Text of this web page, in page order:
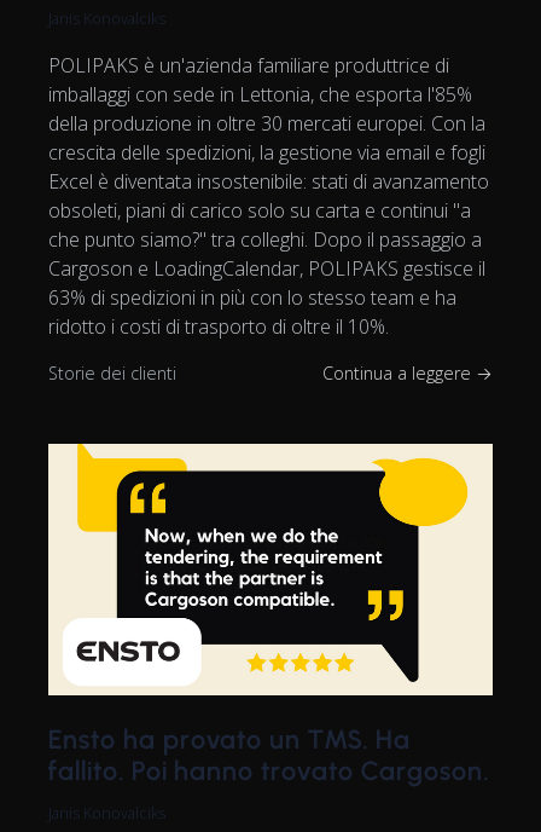
Janis Konovalciks
POLIPAKS è un'azienda familiare produttrice di
imballaggi con sede in Lettonia, che esporta l'85%
della produzione in oltre 30 mercati europei. Con la
crescita delle spedizioni, la gestione via email e fogli
Excel è diventata insostenibile: stati di avanzamento
obsoleti, piani di carico solo su carta e continui "a
che punto siamo?" tra colleghi. Dopo il passaggio a
Cargoson e LoadingCalendar, POLIPAKS gestisce il
63% di spedizioni in più con lo stesso team e ha
ridotto i costi di trasporto di oltre il 10%.
Storie dei clienti Continua a leggere →
Ensto ha provato un TMS. Ha
fallito. Poi hanno trovato Cargoson.
Janis Konovalciks